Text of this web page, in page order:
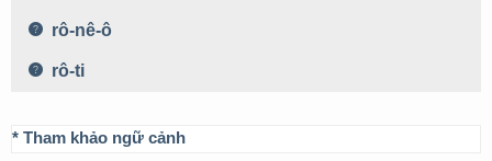
rô-nê-ô
rô-ti
* Tham khảo ngữ cảnh